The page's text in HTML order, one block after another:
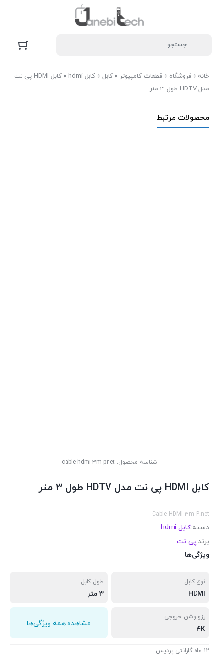
خانه » فروشگاه » قطعات کامپیوتر » کابل » کابل hdmi »
کابل HDMI پی نت
مدل HDTV طول 3 متر
محصولات مرتبط
شناسه محصول: cable-hdmi-3m-pnet
کابل HDMI پی نت مدل HDTV طول 3 متر
Cable HDMI 3m P.net
دسته:کابل hdmi
برند:پی نت
ویژگی‌ها
نوع کابل
HDMI
طول کابل
3 متر
رزولوشن خروجی
4K
مشاهده همه ویژگی‌ها
12 ماه گارانتی پردیس